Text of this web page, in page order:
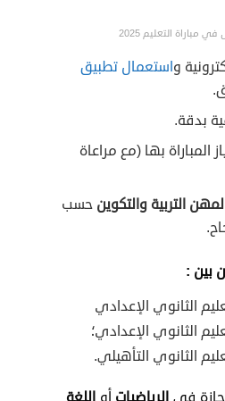
مباراة التعليم 2025
واستعمال تطبيق
بدقة.
المباراة بها (مع مراعاة
التربية والتكوين حسب
بين :
الثانوي الإعدادي
الثانوي الإعدادي؛
الثانوي التأهيلي.